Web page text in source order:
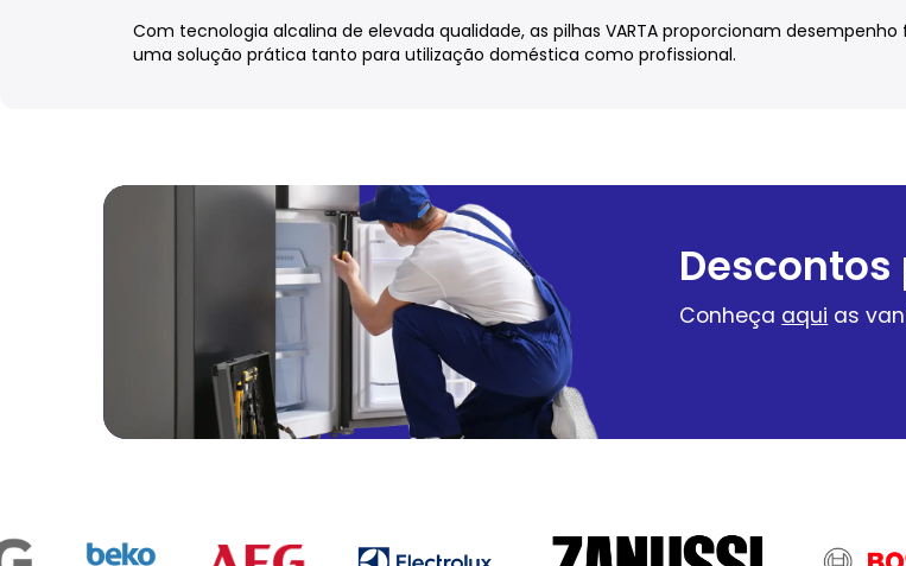
Com tecnologia alcalina de elevada qualidade, as pilhas VARTA proporcionam
uma solução prática tanto para utilização doméstica como profissional.
Conheça aqui as